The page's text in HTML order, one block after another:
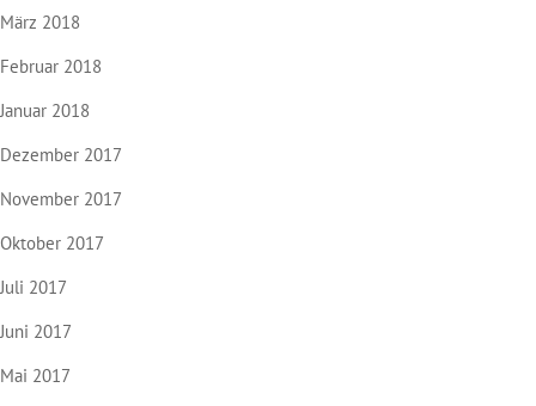
März 2018
Februar 2018
Januar 2018
Dezember 2017
November 2017
Oktober 2017
Juli 2017
Juni 2017
Mai 2017